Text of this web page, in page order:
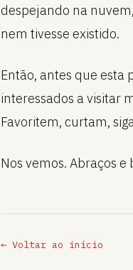
despejando na
nem tivesse existido.
Então, antes que esta
interessados a visitar
Favoritem, curtam,
Nos vemos. Abraços e
← Voltar ao início